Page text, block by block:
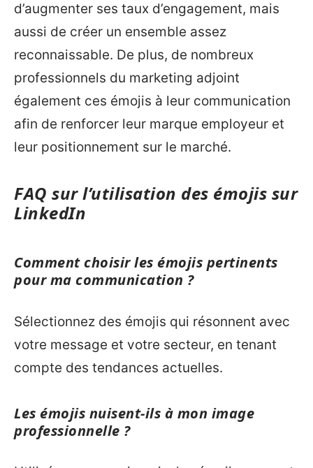
d’augmenter ses taux d’engagement, mais
aussi de créer un ensemble assez
reconnaissable. De plus, de nombreux
professionnels du marketing adjoint
également ces émojis à leur communication
afin de renforcer leur marque employeur et
leur positionnement sur le marché.
FAQ sur l’utilisation des émojis sur
LinkedIn
Comment choisir les émojis pertinents
pour ma communication ?
Sélectionnez des émojis qui résonnent avec
votre message et votre secteur, en tenant
compte des tendances actuelles.
Les émojis nuisent-ils à mon image
professionnelle ?